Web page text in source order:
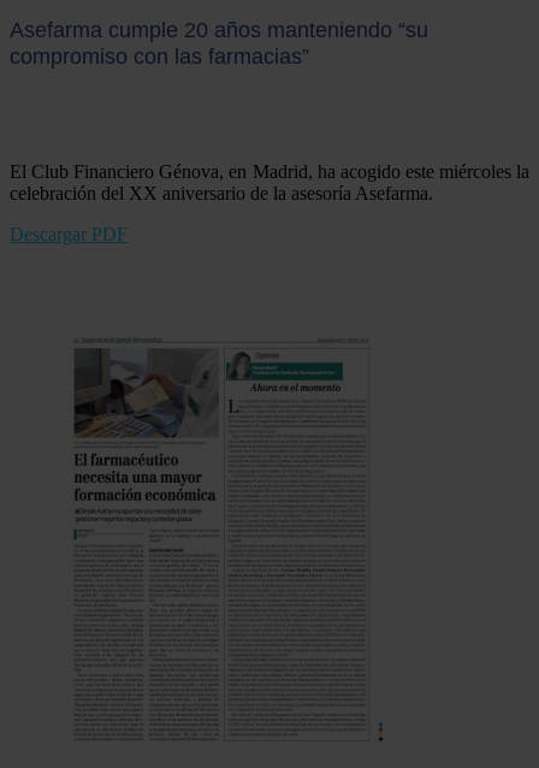
Asefarma cumple 20 años manteniendo “su
compromiso con las farmacias”
El Club Financiero Génova, en Madrid, ha acogido este miércoles la
celebración del XX aniversario de la asesoría Asefarma.
Descargar PDF